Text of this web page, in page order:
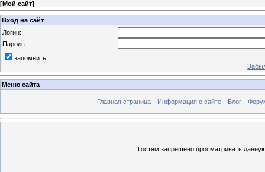
[Мой сайт]
Вход на сайт
Логин:
Пароль:
запомнить
Меню сайта
Главная страница Информация о сайте Блог
Гостям запрещено просматривать